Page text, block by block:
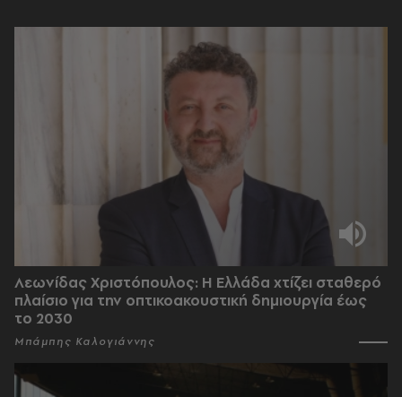
Λεωνίδας Χριστόπουλος: Η Ελλάδα χτίζει σταθερό
πλαίσιο για την οπτικοακουστική δημιουργία έως
το 2030
Μπάμπης Καλογιάννης